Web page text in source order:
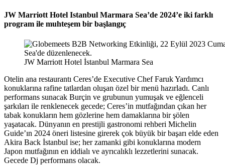
JW Marriott Hotel Istanbul Marmara Sea’de 2024’e iki farklı
program ile muhteşem bir başlangıç
JW Marriott Hotel İstanbul Marmara Sea
Otelin ana restaurantı Ceres’de Executive Chef Faruk Yardımcı
konuklarına rafine tatlardan oluşan özel bir menü hazırladı. Canlı
performans sunacak Burçin ve grubunun yumuşak ve eğlenceli
şarkıları ile renklenecek gecede; Ceres’in mutfağından çıkan her
tabak konukların hem gözlerine hem damaklarına bir şölen
yaşatacak. Dünyanın en prestijli gastronomi rehberi Michelin
Guide’ın 2024 öneri listesine girerek çok büyük bir başarı elde eden
Akira Back İstanbul ise; her zamanki gibi konuklarına modern
Japon mutfağının en iddialı ve ayrıcalıklı lezzetlerini sunacak.
Gecede Dj performans olacak.